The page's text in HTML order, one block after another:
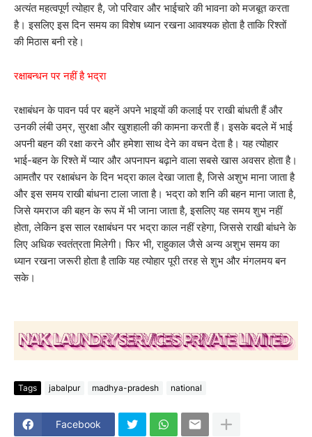
अत्यंत महत्वपूर्ण त्योहार है, जो परिवार और भाईचारे की भावना को मजबूत करता
है। इसलिए इस दिन समय का विशेष ध्यान रखना आवश्यक होता है ताकि रिश्तों
की मिठास बनी रहे।
रक्षाबन्धन पर नहीं है भद्रा
रक्षाबंधन के पावन पर्व पर बहनें अपने भाइयों की कलाई पर राखी बांधती हैं और
उनकी लंबी उम्र, सुरक्षा और खुशहाली की कामना करती हैं। इसके बदले में भाई
अपनी बहन की रक्षा करने और हमेशा साथ देने का वचन देता है। यह त्योहार
भाई-बहन के रिश्ते में प्यार और अपनापन बढ़ाने वाला सबसे खास अवसर होता है।
आमतौर पर रक्षाबंधन के दिन भद्रा काल देखा जाता है, जिसे अशुभ माना जाता है
और इस समय राखी बांधना टाला जाता है। भद्रा को शनि की बहन माना जाता है,
जिसे यमराज की बहन के रूप में भी जाना जाता है, इसलिए यह समय शुभ नहीं
होता, लेकिन इस साल रक्षाबंधन पर भद्रा काल नहीं रहेगा, जिससे राखी बांधने के
लिए अधिक स्वतंत्रता मिलेगी। फिर भी, राहुकाल जैसे अन्य अशुभ समय का
ध्यान रखना जरूरी होता है ताकि यह त्योहार पूरी तरह से शुभ और मंगलमय बन
सके।
Tags jabalpur madhya-pradesh national
Facebook